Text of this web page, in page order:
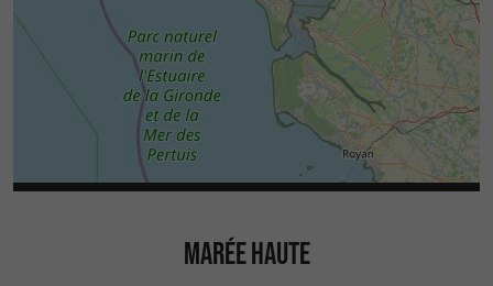
MARÉE HAUTE